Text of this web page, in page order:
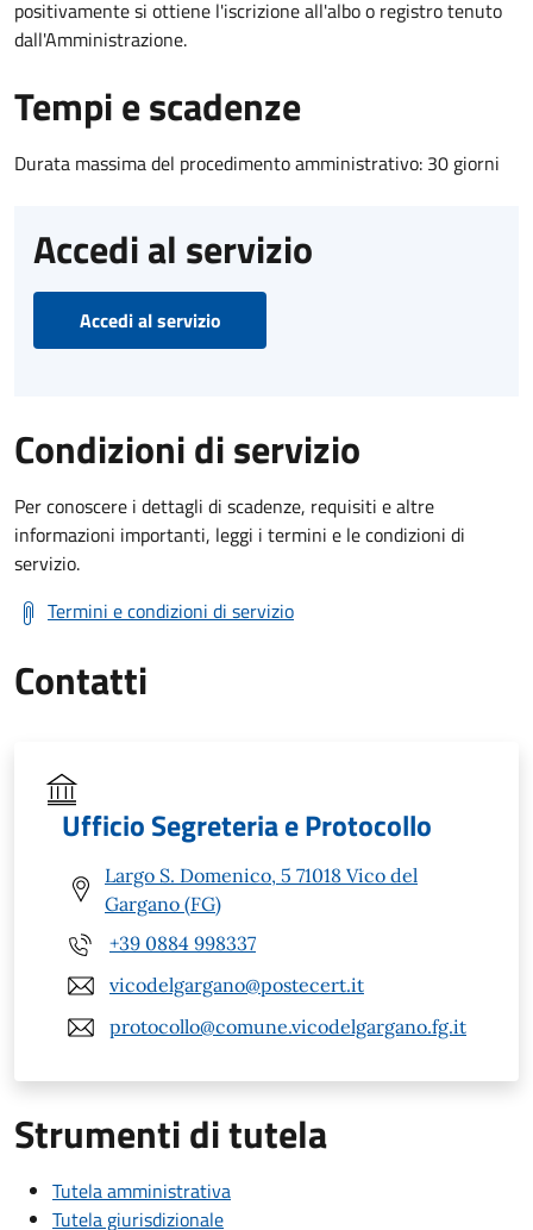
positivamente si ottiene l'iscrizione all'albo o registro tenuto
dall'Amministrazione.
Tempi e scadenze
Durata massima del procedimento amministrativo: 30 giorni
Accedi al servizio
Accedi al servizio
Condizioni di servizio
Per conoscere i dettagli di scadenze, requisiti e altre
informazioni importanti, leggi i termini e le condizioni di
servizio.
Termini e condizioni di servizio
Contatti
Ufficio Segreteria e Protocollo
Largo S. Domenico, 5 71018 Vico del
Gargano (FG)
+39 0884 998337
vicodelgargano@postecert.it
protocollo@comune.vicodelgargano.fg.it
Strumenti di tutela
Tutela amministrativa
Tutela giurisdizionale